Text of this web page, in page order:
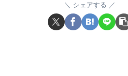
シェアする